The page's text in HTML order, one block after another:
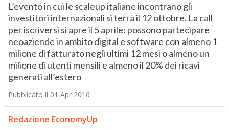
L’evento in cui le scaleup italiane incontrano gli
investitori internazionali si terrà il 12 ottobre. La call
per iscriversi si apre il 5 aprile: possono partecipare
neoaziende in ambito digital e software con almeno 1
milione di fatturato negli ultimi 12 mesi o almeno un
milione di utenti mensili e almeno il 20% dei ricavi
generati all’estero
Pubblicato il 01 Apr 2016
Redazione EconomyUp